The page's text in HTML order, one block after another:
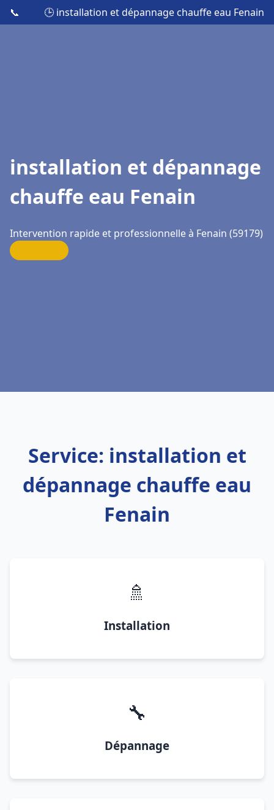
📞 🕒 installation et dépannage chauffe eau Fenain
installation et dépannage
chauffe eau Fenain
Intervention rapide et professionnelle à Fenain (59179)
Service: installation et
dépannage chauffe eau
Fenain
🚿
Installation
🔧
Dépannage